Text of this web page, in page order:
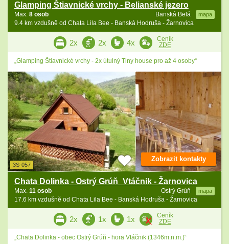
Glamping Štiavnické vrchy - Belianské jezero
Banská Belá mapa
Max. 8 osob
9.4 km vzdušně od Chata Lila Bee - Banská Hodruša - Žarnovica
2x 2x 4x
Ceník
ZDE
„Glamping Štiavnické vrchy - 2x útulný Tiny house pro až 4 osoby“
3S-057
Chata Dolinka - Ostrý Grúň_Vtáčnik - Žarnovica
Ostrý Grúň mapa
Max. 11 osob
17.6 km vzdušně od Chata Lila Bee - Banská Hodruša - Žarnovica
Zobrazit kontakty
2x 1x 1x
Ceník
ZDE
„Chata Dolinka - obec Ostrý Grúň - hora Vtáčnik (1346m.n.m.)“